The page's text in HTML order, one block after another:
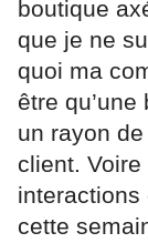
boutique
que je ne
quoi ma
être
un rayon
client. Voire
interactions
cette